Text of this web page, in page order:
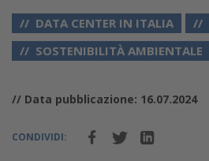
DATA CENTER IN ITALIA
SOSTENIBILITÀ AMBIENTALE
// Data pubblicazione: 16.07.2024
CONDIVIDI: